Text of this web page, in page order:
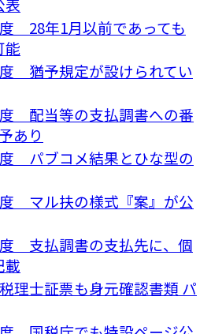
28年1月以前であっても
能
猶予規定が設けられてい
配当等の支払調書への番
あり
パブコメ結果とひな型の
マル扶の様式『案』が公
支払調書の支払先に、個
載
理士証票も身元確認書類 パ